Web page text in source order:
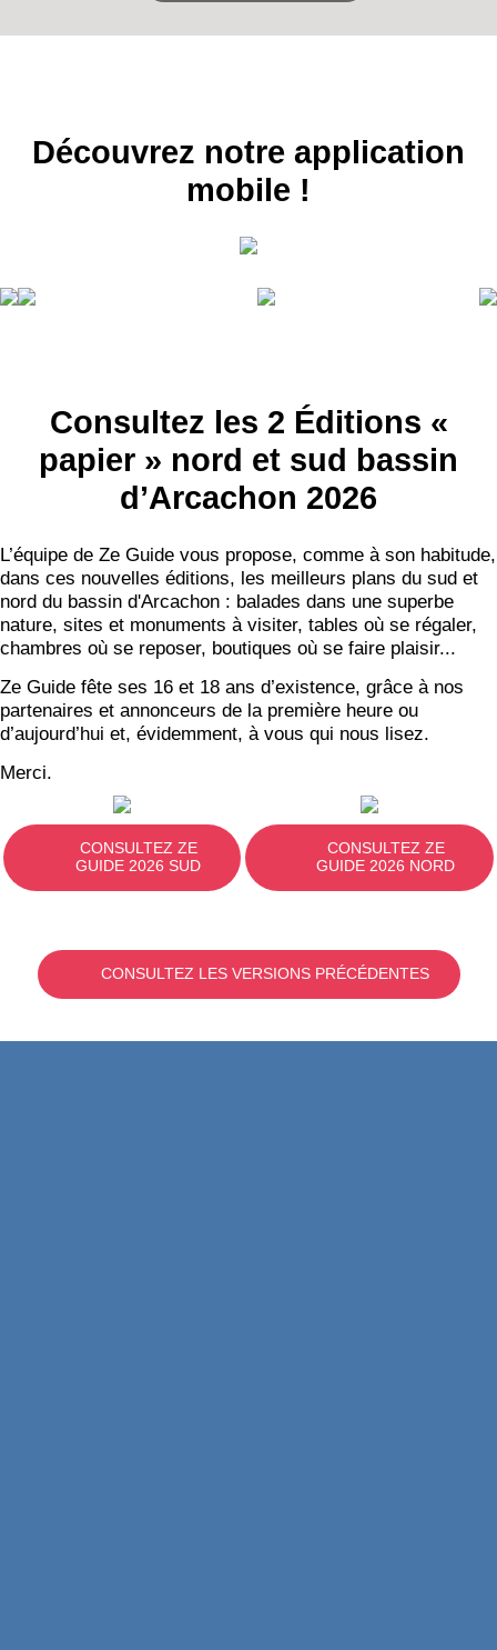
Découvrez notre application
mobile !
Consultez les 2 Éditions «
papier » nord et sud bassin
d’Arcachon 2026
L’équipe de Ze Guide vous propose, comme à son habitude,
dans ces nouvelles éditions, les meilleurs plans du sud et
nord du bassin d'Arcachon : balades dans une superbe
nature, sites et monuments à visiter, tables où se régaler,
chambres où se reposer, boutiques où se faire plaisir...
Ze Guide fête ses 16 et 18 ans d’existence, grâce à nos
partenaires et annonceurs de la première heure ou
d’aujourd’hui et, évidemment, à vous qui nous lisez.
Merci.
CONSULTEZ ZE
GUIDE 2026 SUD
CONSULTEZ ZE
GUIDE 2026 NORD
CONSULTEZ LES VERSIONS PRÉCÉDENTES